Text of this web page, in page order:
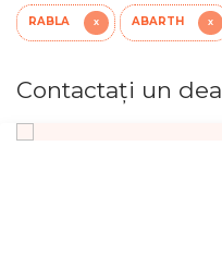
RABLA X ABARTH X
Contactaţi un